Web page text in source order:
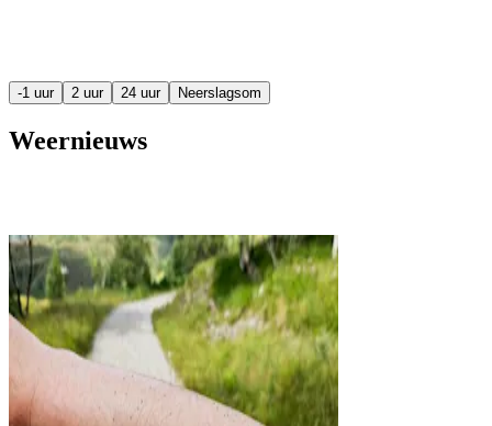
-1 uur 2 uur 24 uur Neerslagsom
Weernieuws